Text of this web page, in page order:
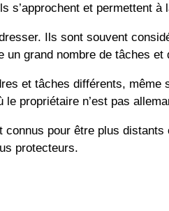
s’approchent et permettent
Ils sont souvent
grand nombre de tâches et
et tâches différents, même
propriétaire n’est pas
pour être plus distants
protecteurs.